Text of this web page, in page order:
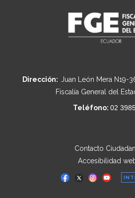
Dirección: Juan León Mera N19-
Fiscalía General del
Teléfono: 02
Contacto
Accesibilidad